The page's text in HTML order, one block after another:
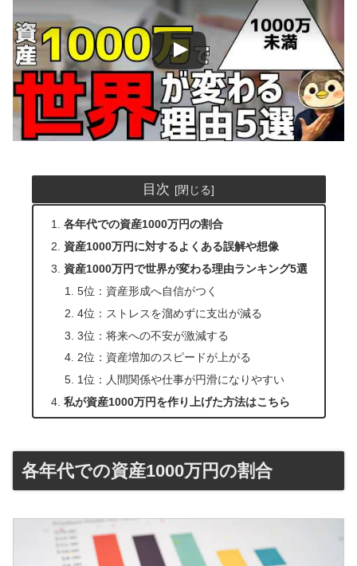
目次
各年代での資産1000万円の割合
資産1000万円に対するよくある誤解や想像
資産1000万円で世界が変わる理由ランキング5選
5位：資産形成へ自信がつく
4位：ストレスを溜めずに支出が減る
3位：将来への不安が激減する
2位：資産増加のスピードが上がる
1位：人間関係や仕事が円滑になりやすい
私が資産1000万円を作り上げた方法はこちら
各年代での資産1000万円の割合